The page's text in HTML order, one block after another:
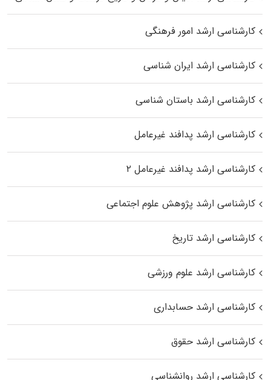
کارشناسی ارشد امور فرهنگی
کارشناسی ارشد ایران شناسی
کارشناسی ارشد باستان شناسی
کارشناسی ارشد پدافند غیرعامل
کارشناسی ارشد پدافند غیرعامل ۲
کارشناسی ارشد پژوهش علوم اجتماعی
کارشناسی ارشد تاریخ
کارشناسی ارشد علوم ورزشی
کارشناسی ارشد حسابداری
کارشناسی ارشد حقوق
کارشناسی ارشد روانشناسی